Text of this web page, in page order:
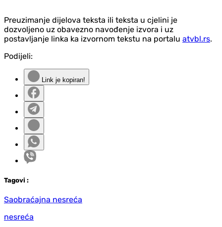
Preuzimanje dijelova teksta ili teksta u cjelini je
dozvoljeno uz obavezno navođenje izvora i uz
postavljanje linka ka izvornom tekstu na portalu atvbl.rs.
Podijeli:
Link je kopiran!
Tagovi :
Saobraćajna nesreća
nesreća